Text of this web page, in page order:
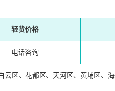
轻货价格
电话咨询
区、花都区、天河区、黄埔区、海